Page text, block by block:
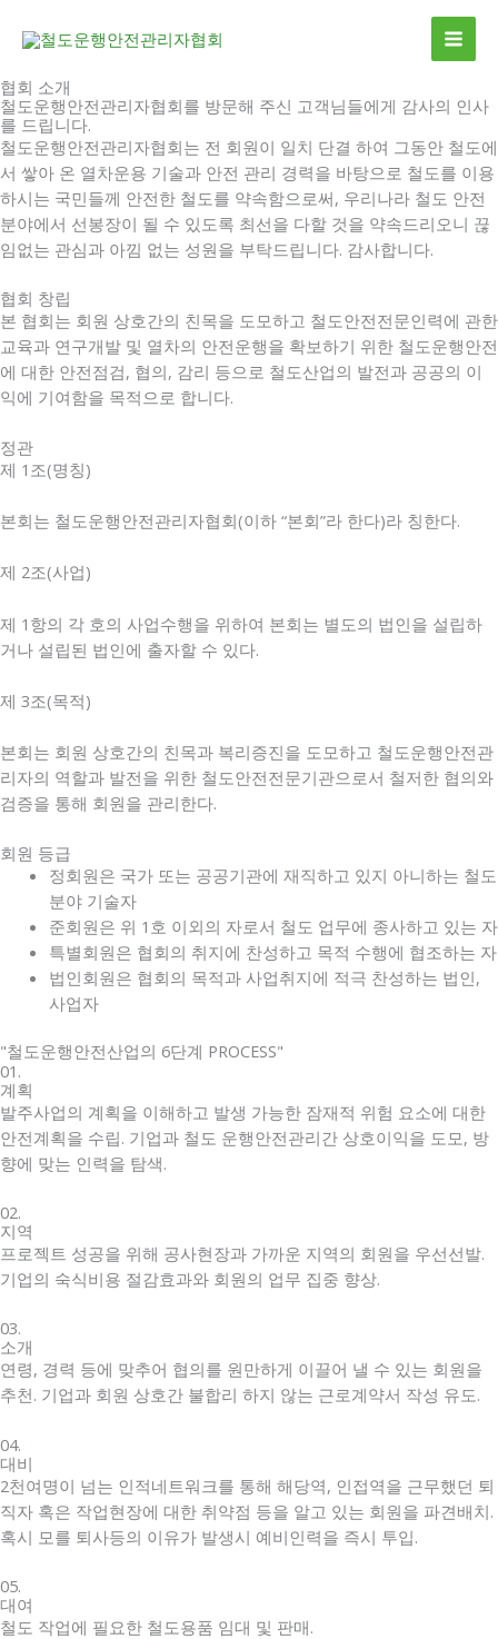
로
건
너
뛰
기
협회 소개
철도운행안전관리자협회를 방문해 주신 고객님들에게 감사의 인사
를 드립니다.
철도운행안전관리자협회는 전 회원이 일치 단결 하여 그동안 철도에
서 쌓아 온 열차운용 기술과 안전 관리 경력을 바탕으로 철도를 이용
하시는 국민들께 안전한 철도를 약속함으로써, 우리나라 철도 안전
분야에서 선봉장이 될 수 있도록 최선을 다할 것을 약속드리오니 끊
임없는 관심과 아낌 없는 성원을 부탁드립니다. 감사합니다.
협회 창립
본 협회는 회원 상호간의 친목을 도모하고 철도안전전문인력에 관한
교육과 연구개발 및 열차의 안전운행을 확보하기 위한 철도운행안전
에 대한 안전점검, 협의, 감리 등으로 철도산업의 발전과 공공의 이
익에 기여함을 목적으로 합니다.
정관
제 1조(명칭)
본회는 철도운행안전관리자협회(이하 “본회”라 한다)라 칭한다.
제 2조(사업)
제 1항의 각 호의 사업수행을 위하여 본회는 별도의 법인을 설립하
거나 설립된 법인에 출자할 수 있다.
제 3조(목적)
본회는 회원 상호간의 친목과 복리증진을 도모하고 철도운행안전관
리자의 역할과 발전을 위한 철도안전전문기관으로서 철저한 협의와
검증을 통해 회원을 관리한다.
회원 등급
정회원은 국가 또는 공공기관에 재직하고 있지 아니하는 철도
분야 기술자
준회원은 위 1호 이외의 자로서 철도 업무에 종사하고 있는 자
특별회원은 협회의 취지에 찬성하고 목적 수행에 협조하는 자
법인회원은 협회의 목적과 사업취지에 적극 찬성하는 법인,
사업자
"철도운행안전산업의 6단계 PROCESS"
01.
계획
발주사업의 계획을 이해하고 발생 가능한 잠재적 위험 요소에 대한
안전계획을 수립. 기업과 철도 운행안전관리간 상호이익을 도모, 방
향에 맞는 인력을 탐색.
02.
지역
프로젝트 성공을 위해 공사현장과 가까운 지역의 회원을 우선선발.
기업의 숙식비용 절감효과와 회원의 업무 집중 향상.
03.
소개
연령, 경력 등에 맞추어 협의를 원만하게 이끌어 낼 수 있는 회원을
추천. 기업과 회원 상호간 불합리 하지 않는 근로계약서 작성 유도.
04.
대비
2천여명이 넘는 인적네트워크를 통해 해당역, 인접역을 근무했던 퇴
직자 혹은 작업현장에 대한 취약점 등을 알고 있는 회원을 파견배치.
혹시 모를 퇴사등의 이유가 발생시 예비인력을 즉시 투입.
05.
대여
철도 작업에 필요한 철도용품 임대 및 판매.